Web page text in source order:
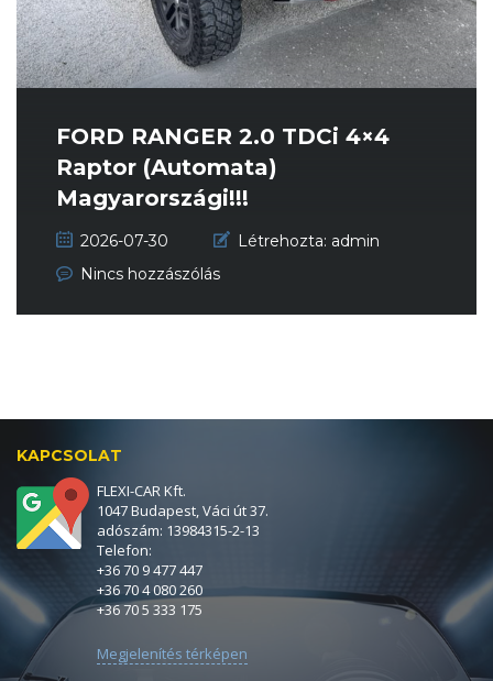
FORD RANGER 2.0 TDCi 4×4
Raptor (Automata)
Magyarországi!!!
Sérülésmentes!!! Vég...
2026-07-30 Létrehozta: admin
Nincs hozzászólás
KAPCSOLAT
FLEXI-CAR Kft.
1047 Budapest, Váci út 37.
adószám: 13984315-2-13
Telefon:
+36 70 9 477 447
+36 70 4 080 260
+36 70 5 333 175
Megjelenítés térképen